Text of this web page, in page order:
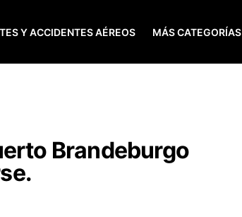
Y ACCIDENTES AÉREOS MÁS CATEGORÍAS
Brandeburgo